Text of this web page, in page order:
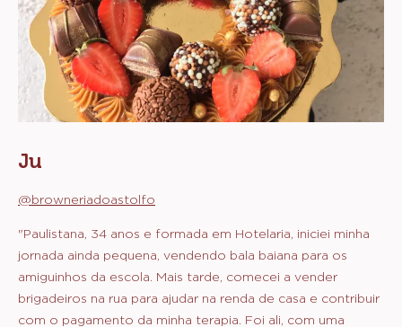
Ju
@browneriadoastolfo
"Paulistana, 34 anos e formada em Hotelaria, iniciei minha
jornada ainda pequena, vendendo bala baiana para os
amiguinhos da escola. Mais tarde, comecei a vender
brigadeiros na rua para ajudar na renda de casa e contribuir
com o pagamento da minha terapia. Foi ali, com uma